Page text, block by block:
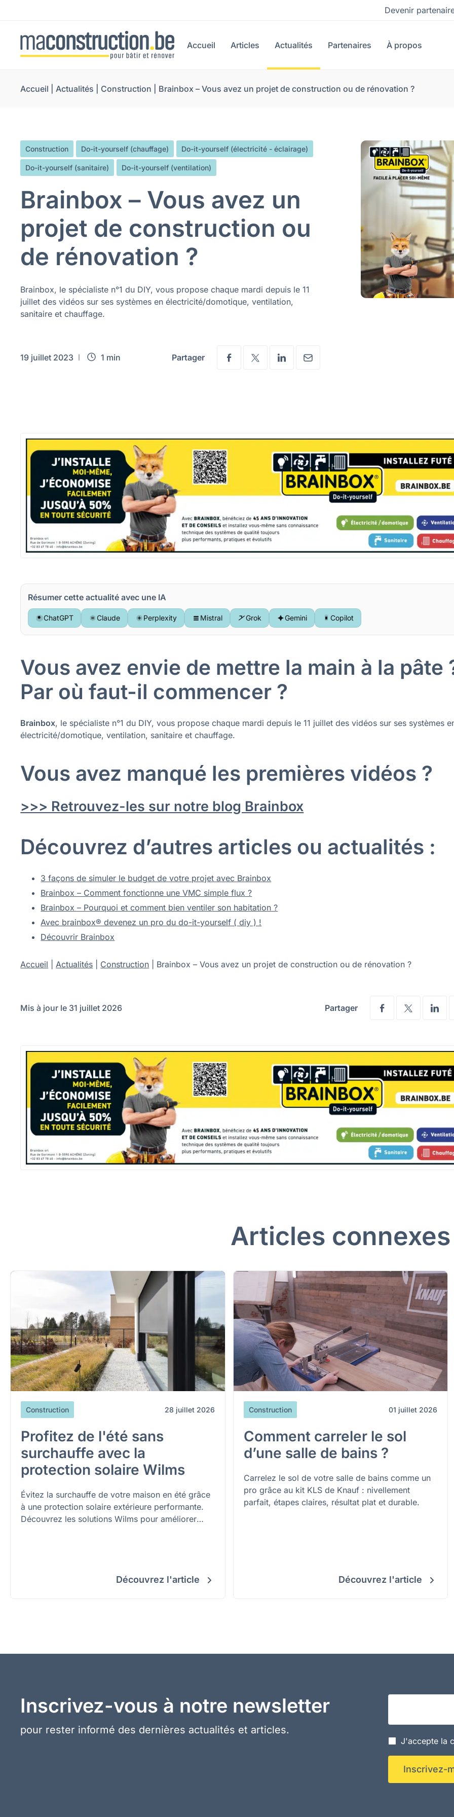
Devenir
Accueil Articles Actualités Partenaires À propos
Accueil |Actualités Construction Brainbox – Vous avez un projet de construction ou de rénovation ?
Construction Do-it-yourself (chauffage) Do-it-yourself (électricité - éclairage)
Do-it-yourself (sanitaire) Do-it-yourself (ventilation)
Brainbox – Vous avez un
projet de construction ou
de rénovation ?
Brainbox, le spécialiste n°1 du DIY, vous propose chaque mardi depuis le 11
juillet des vidéos sur ses systèmes en électricité/domotique, ventilation,
sanitaire et chauffage.
19 juillet 2023 1 min Partager
Résumer cette actualité avec une IA
ChatGPT Claude Perplexity Mistral Grok Gemini Copilot
Vous avez envie de mettre la main à la pâte
Par où faut-il commencer ?
Brainbox, le spécialiste n°1 du DIY, vous propose chaque mardi depuis le 11 juillet des vidéos sur ses systèmes
électricité/domotique, ventilation, sanitaire et chauffage.
Vous avez manqué les premières vidéos ?
>>> Retrouvez-les sur notre blog Brainbox
Découvrez d’autres articles ou actualités :
3 façons de simuler le budget de votre projet avec Brainbox
Brainbox – Comment fonctionne une VMC simple flux ?
Brainbox – Pourquoi et comment bien ventiler son habitation ?
Avec brainbox® devenez un pro du do-it-yourself ( diy ) !
Découvrir Brainbox
Accueil Actualités Construction Brainbox – Vous avez un projet de construction ou de rénovation ?
Mis à jour le 31 juillet 2026 Partager
Articles connexes
Construction 28 juillet 2026
Profitez de l'été sans
surchauffe avec la
protection solaire Wilms
Évitez la surchauffe de votre maison en été grâce
à une protection solaire extérieure performante.
Découvrez les solutions Wilms pour améliorer
Découvrez l'article
Construction 01 juillet 2026
Comment carreler le sol
d’une salle de bains ?
Carrelez le sol de votre salle de bains comme un
pro grâce au kit KLS de Knauf : nivellement
parfait, étapes claires, résultat plat et durable.
Découvrez l'article
Inscrivez-vous à notre newsletter
pour rester informé des dernières actualités et articles.
J'accepte la
Inscrivez-